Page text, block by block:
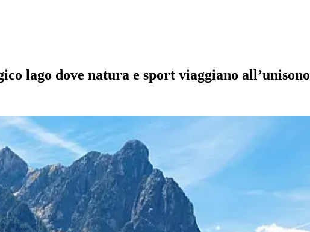
lago dove natura e sport viaggiano all’unisono